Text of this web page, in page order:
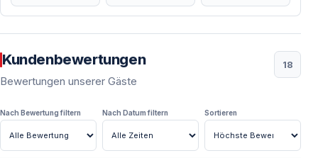
Kundenbewertungen
Bewertungen unserer Gäste
18
Nach Bewertung filtern Nach Datum filtern Sortieren